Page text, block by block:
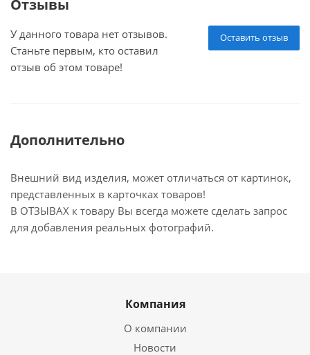
Отзывы
Оставить отзыв
У данного товара нет отзывов.
Станьте первым, кто оставил
отзыв об этом товаре!
Дополнительно
Внешний вид изделия, может отличаться от картинок,
представленных в карточках товаров!
В ОТЗЫВАХ к товару Вы всегда можете сделать запрос
для добавления реальных фотографий.
Компания
О компании
Новости